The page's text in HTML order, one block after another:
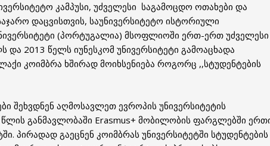
კამპუსი, უძველესი საგამოცდო ოთახები და
დაცვისთვის, საუნივერსიტეტო ისტორიული
(პორტუგალია) მსოფლიოში ერთ-ერთ უძველესი
2013 წელს იუნესკომ უნივერსიტეტი გამოაცხადა
კოიმბრა ხშირად მოიხსენიება როგორც ,,სტუდენტების
შეხვდნენ აღმოსავლეთ ევროპის უნივერსიტეტის
განმავლობაში Erasmus+ მობილობის ფარგლებში
პირადად გაეცნენ კოიმბრას უნივერსიტეტში სტუდენტების